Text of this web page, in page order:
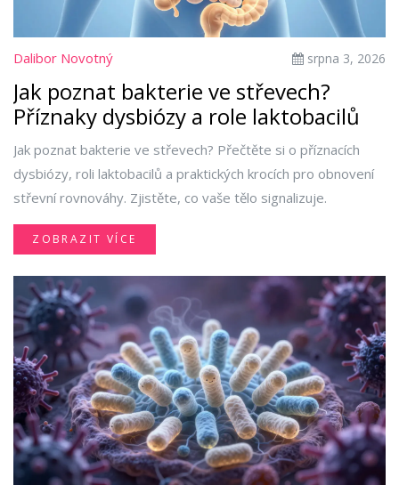
Dalibor Novotný srpna 3, 2026
Jak poznat bakterie ve střevech?
Příznaky dysbiózy a role laktobacilů
Jak poznat bakterie ve střevech? Přečtěte si o příznacích
dysbiózy, roli laktobacilů a praktických krocích pro obnovení
střevní rovnováhy. Zjistěte, co vaše tělo signalizuje.
ZOBRAZIT VÍCE